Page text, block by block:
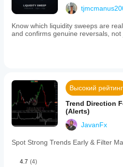
Know which liquidity sweeps are
and confirms genuine reversals, not
Высокий рейтинг
Trend Direction
(Alerts)
JavanFx
Spot Strong Trends Early & Filter
4.7 (4)